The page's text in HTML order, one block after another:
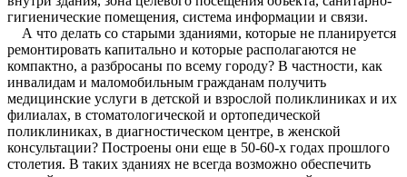
гигиенические помещения, система информации и связи.
А что делать со старыми зданиями, которые не планируется
ремонтировать капитально и которые располагаются не
компактно, а разбросаны по всему городу? В частности, как
инвалидам и маломобильным гражданам получить
медицинские услуги в детской и взрослой поликлиниках и их
филиалах, в стоматологической и ортопедической
поликлиниках, в диагностическом центре, в женской
консультации? Построены они еще в 50-60-х годах прошлого
столетия. В таких зданиях не всегда возможно обеспечить